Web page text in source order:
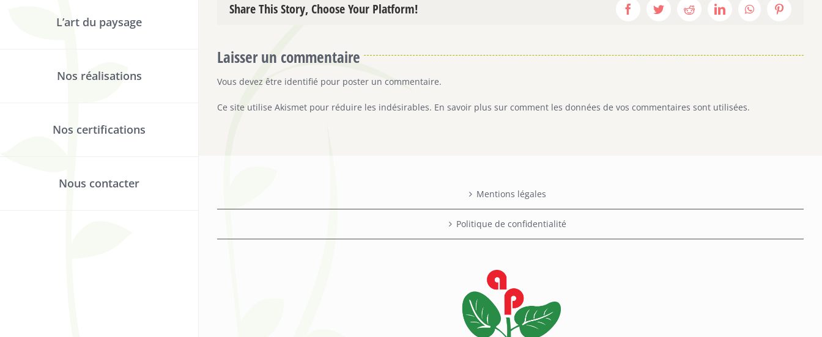
L’art du paysage
Nos réalisations
Nos certifications
Nous contacter
Share This Story, Choose Your Platform! FacebookTwitterRedditLinkedInWhatsAppPinterest
Laisser un commentaire
Vous devez être identifié pour poster un commentaire.
Ce site utilise Akismet pour réduire les indésirables. En savoir plus sur comment les données de vos commentaires sont utilisées.
Mentions légales
Politique de confidentialité